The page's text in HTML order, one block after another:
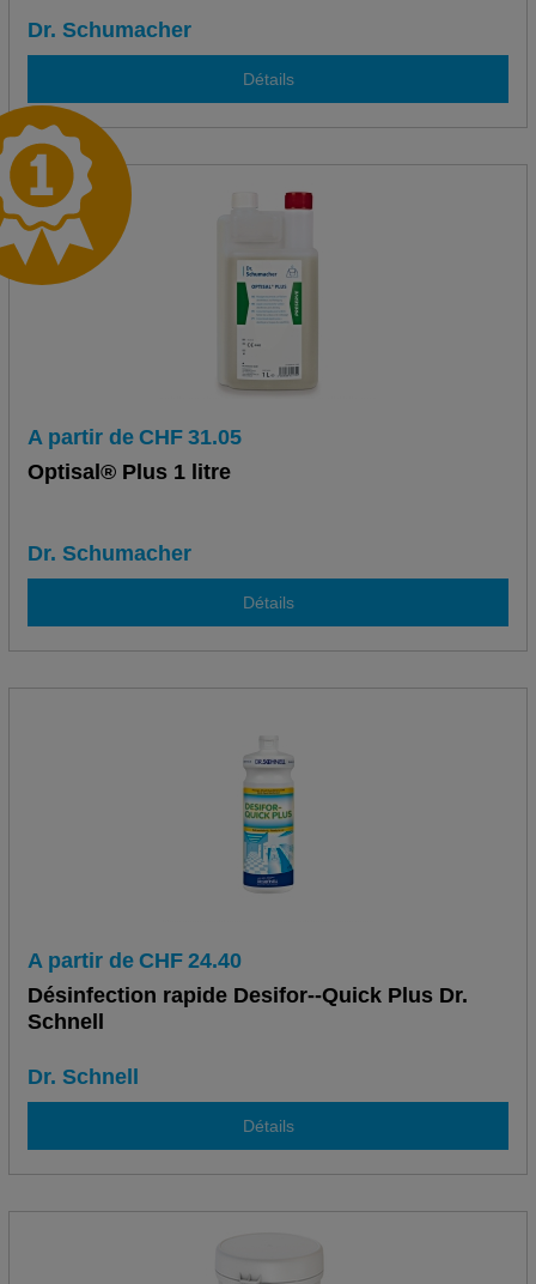
Dr. Schumacher
Détails
A partir de CHF 31.05
Optisal® Plus 1 litre
Dr. Schumacher
Détails
A partir de CHF 24.40
Désinfection rapide Desifor--Quick Plus Dr.
Schnell
Dr. Schnell
Détails